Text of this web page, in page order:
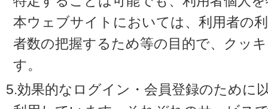
本ウェブサイトにおいては、利用者の
者数の把握するため等の目的で、クッ
す。
5.効果的なログイン・会員登録のために